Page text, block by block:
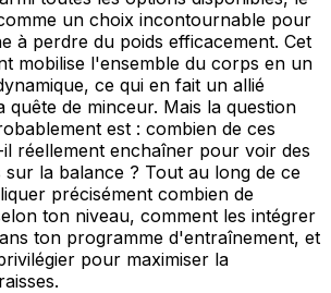
un choix incontournable pour
à perdre du poids efficacement. Cet
mobilise l'ensemble du corps en un
ce qui en fait un allié
quête de minceur. Mais la question
est : combien de ces
réellement enchaîner pour voir des
la balance ? Tout au long de ce
précisément combien de
ton niveau, comment les intégrer
ton programme d'entraînement, et
pour maximiser la